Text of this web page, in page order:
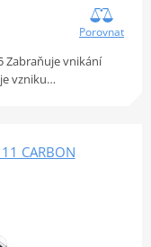
Porovnat
Zabraňuje vnikání
vzniku…
CARBON